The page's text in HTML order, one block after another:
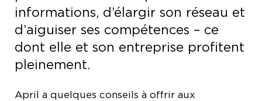
informations, d’élargir son réseau et
d’aiguiser ses compétences – ce
dont elle et son entreprise profitent
pleinement.
April a quelques conseils à offrir aux